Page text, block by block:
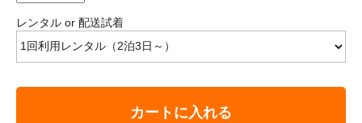
レンタル or 配送試着
カートに入れる